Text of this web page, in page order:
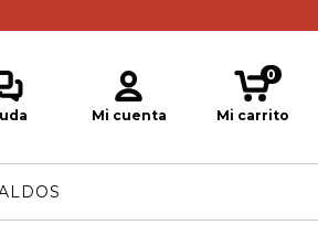
Mi cuenta Mi carrito
0